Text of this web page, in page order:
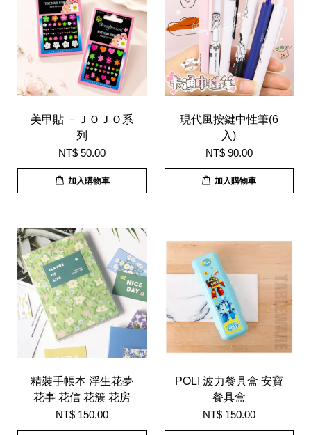
美甲貼 －ＪＯＪＯ系
列
NT$ 50.00
加入購物車
現代風按鍵中性筆(6
入)
NT$ 90.00
加入購物車
精裝手帳本 浮生花夢
花事 花信 花簇 花房
NT$ 150.00
POLI 波力餐具盒 安寶
餐具盒
NT$ 150.00